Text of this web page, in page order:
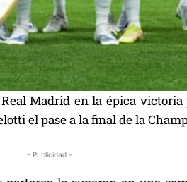
Madrid en la épica
el pase a la final de la
- Publicidad -